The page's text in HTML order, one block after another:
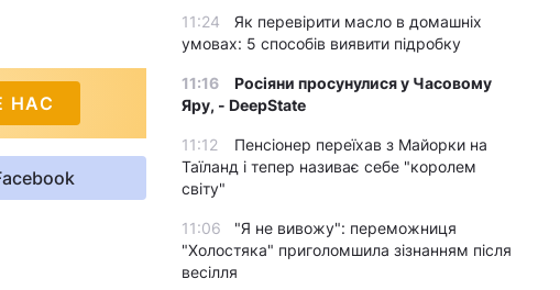
НАС
11:24
Як перевірити масло в домашніх
умовах: 5 способів виявити підробку
11:16
Росіяни просунулися у Часовому
Яру, - DeepState
11:12
Пенсіонер переїхав з Майорки на
Таїланд і тепер називає себе "королем
світу"
11:06
"Я не вивожу": переможниця
"Холостяка" приголомшила зізнанням після
весілля